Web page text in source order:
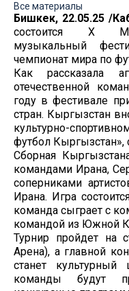
Все материалы
Бишкек, 22.05.25 /
состоится X
музыкальный
чемпионат мира по
Как рассказала
отечественной
году в фестивале
стран. Кыргызстан
культурно-
футбол Кыргызстан»,
Сборная
командами Ирана,
соперниками
Ирана. Игра
команда сыграет с
командой из Южной
Турнир пройдет на
Арена), а главной
станет
команды будут